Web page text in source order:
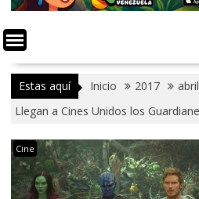
Estas aquí Inicio 2017 abril
Llegan a Cines Unidos los
Cine